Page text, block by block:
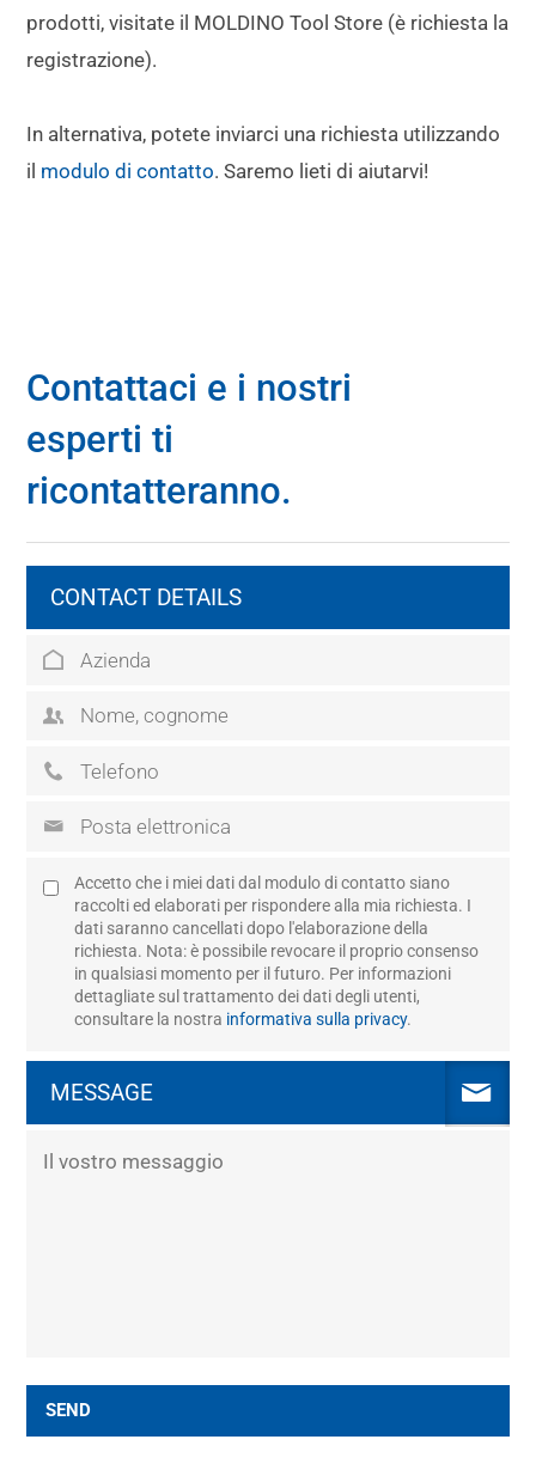
prodotti, visitate il MOLDINO Tool Store (è richiesta la
registrazione).
In alternativa, potete inviarci una richiesta utilizzando
il modulo di contatto. Saremo lieti di aiutarvi!
Contattaci e i nostri
esperti ti
ricontatteranno.
CONTACT DETAILS
Accetto che i miei dati dal modulo di contatto siano
raccolti ed elaborati per rispondere alla mia richiesta. I
dati saranno cancellati dopo l'elaborazione della
richiesta. Nota: è possibile revocare il proprio consenso
in qualsiasi momento per il futuro. Per informazioni
dettagliate sul trattamento dei dati degli utenti,
consultare la nostra informativa sulla privacy.
MESSAGE
SEND